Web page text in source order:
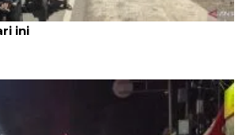
Puncak arus mudik di Nagreg
ini